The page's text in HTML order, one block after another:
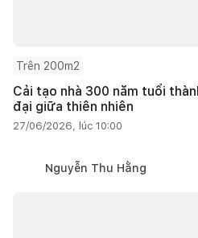
Trên 200m2
Cải tạo nhà 300 năm tuổi
đại giữa thiên nhiên
27/06/2026, lúc 10:00
Nguyễn Thu Hằng